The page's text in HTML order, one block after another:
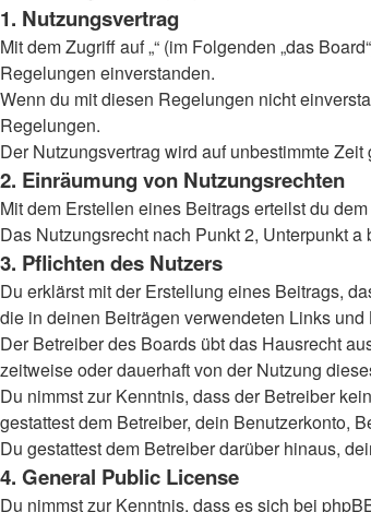
1. Nutzungsvertrag
Mit dem Zugriff auf „“ (im Folgenden „das
Regelungen einverstanden.
Wenn du mit diesen Regelungen nicht
Regelungen.
Der Nutzungsvertrag wird auf unbestimmte
2. Einräumung von Nutzungsrechten
Mit dem Erstellen eines Beitrags erteilst du
Das Nutzungsrecht nach Punkt 2, Unterpunkt
3. Pflichten des Nutzers
Du erklärst mit der Erstellung eines Beitrags,
die in deinen Beiträgen verwendeten Links
Der Betreiber des Boards übt das Hausrecht
zeitweise oder dauerhaft von der Nutzung
Du nimmst zur Kenntnis, dass der Betreiber
gestattest dem Betreiber, dein Benutzerkonto,
Du gestattest dem Betreiber darüber hinaus,
4. General Public License
Du nimmst zur Kenntnis, dass es sich bei